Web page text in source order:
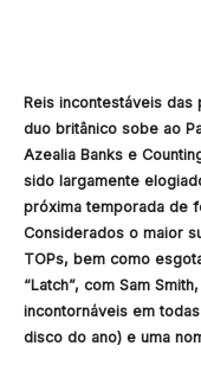
Reis incontestáveis das
duo britânico sobe ao
Azealia Banks e
sido largamente
próxima temporada de
Considerados o maior
TOPs, bem como
“Latch”, com Sam
incontornáveis em
disco do ano) e uma